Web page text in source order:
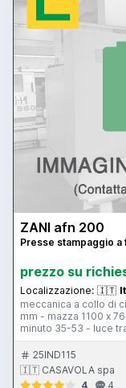
ZANI afn 200
Presse stampaggio a
prezzo su
Localizzazione: 🇮🇹
meccanica a collo di
mm - mazza 1100 x
minuto 35-53 - luce
mm - motore
premilamiera 30 ton.
25IND115
🇮🇹 CASAVOLA spa
4
4